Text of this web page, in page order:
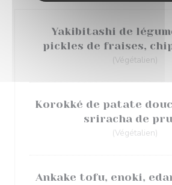
Yakibitashi de
pickles de fraises,
(Végétalien)
Korokké de patate
sriracha de
(Végétalien)
Ankake tofu, enoki,